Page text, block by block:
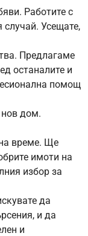
Работите с
Усещате,
Предлагаме
останалите и
помощ
нов дом.
време. Ще
имоти на
избор за
да
и да
и